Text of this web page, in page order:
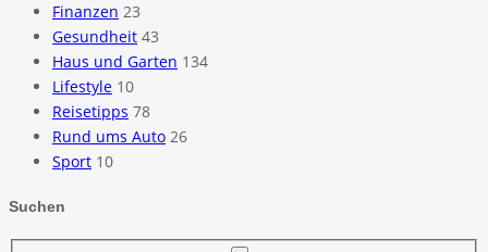
Finanzen 23
Gesundheit 43
Haus und Garten 134
Lifestyle 10
Reisetipps 78
Rund ums Auto 26
Sport 10
Suchen